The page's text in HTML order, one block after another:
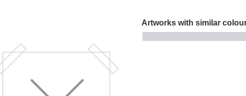
Artworks with similar